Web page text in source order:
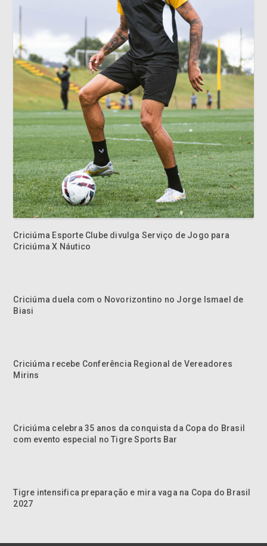
Criciúma Esporte Clube divulga Serviço de Jogo para
Criciúma X Náutico
Criciúma duela com o Novorizontino no Jorge Ismael de
Biasi
Criciúma recebe Conferência Regional de Vereadores
Mirins
Criciúma celebra 35 anos da conquista da Copa do Brasil
com evento especial no Tigre Sports Bar
Tigre intensifica preparação e mira vaga na Copa do Brasil
2027